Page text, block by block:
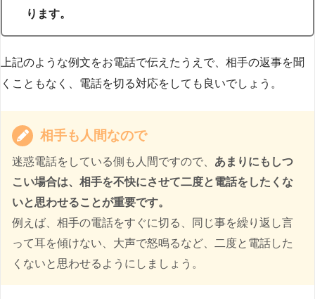
ります。
上記のような例文をお電話で伝えたうえで、相手の返事を聞
くこともなく、電話を切る対応をしても良いでしょう。
相手も人間なので
迷惑電話をしている側も人間ですので、 あまりにもしつ
こい場合は、相手を不快にさせて二度と電話をしたくな
いと思わせることが重要です。
例えば、相手の電話をすぐに切る、同じ事を繰り返し言
って耳を傾けない、大声で怒鳴るなど、二度と電話した
くないと思わせるようにしましょう。